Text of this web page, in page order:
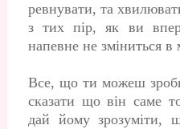
ревнувати, та
з тих пір, як ви
напевне не зміниться в
Все, що ти можеш
сказати що він саме
дай йому зрозуміти,